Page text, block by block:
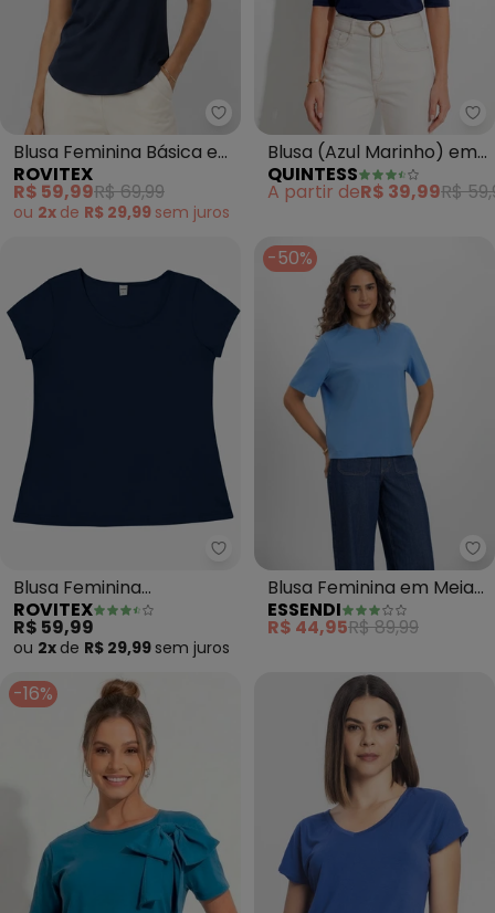
Rovitex - Blusa Feminina
Blusa Feminina Básica em
Visco Classic (Azul)
ROVITEX
R$ 59,99R$ 69,99
ou 2x de R$ 29,99 sem juros
Blusa (Azul Marinho) em
Microflex
QUINTESS
A partir deR$ 39,99R$
Rovitex - Blusa Feminina
Blusa Feminina
Viscotorcion Básica
(Azul)
ROVITEX
R$ 59,99
ou 2x de R$ 29,99 sem juros
-50%
Blusa Feminina em Meia
Malha (Azul)
ESSENDI
R$ 44,95R$ 89,99
-16%